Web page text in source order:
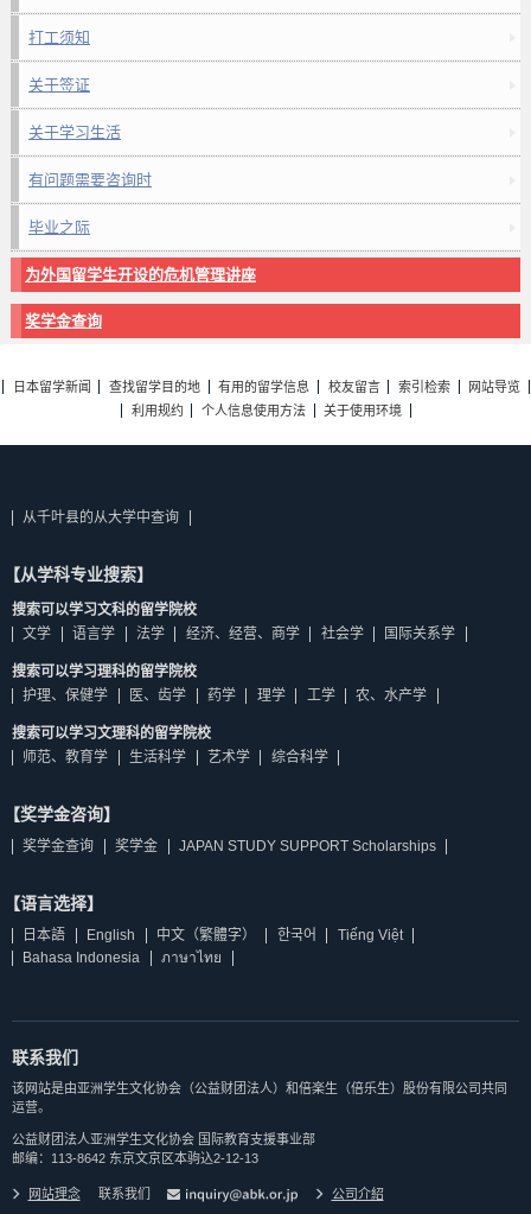
打工须知
关于签证
关于学习生活
有问题需要咨询时
毕业之际
为外国留学生开设的危机管理讲座
奖学金查询
日本留学新闻 查找留学目的地 有用的留学信息 校友留言 索引检索
网站导览
利用规约
个人信息使用方法 关于使用环境
从千叶县的从大学中查询
【从学科专业搜索】
搜索可以学习文科的留学院校
文学
语言学 法学 经济、经营、商学 社会学 国际关系学
搜索可以学习理科的留学院校
护理、保健学
医、齿学 药学 理学 工学 农、水产学
搜索可以学习文理科的留学院校
师范、教育学
生活科学 艺术学 综合科学
【奖学金咨询】
奖学金查询 奖学金 JAPAN STUDY SUPPORT Scholarships
【语言选择】
日本語 English 中文（繁體字） 한국어
Tiếng Việt
Bahasa Indonesia
ภาษาไทย
联系我们
该网站是由亚洲学生文化协会（公益财团法人）和倍楽生（倍乐生）股份有限公司共同
运营。
公益财团法人亚洲学生文化协会 国际教育支援事业部
邮编：113-8642 东京文京区本驹込2-12-13
网站理念 联系我们 公司介紹